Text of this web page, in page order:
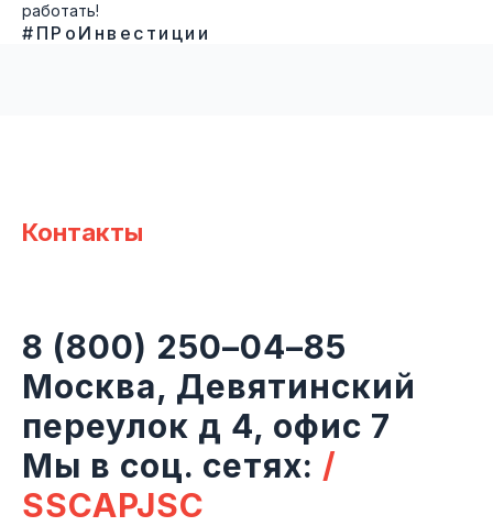
работать!
#ПРоИнвестиции
Контакты
8 (800) 250–04–85
Москва, Девятинский
переулок д 4, офис 7
Мы в соц. сетях: /
SSCAPJSC